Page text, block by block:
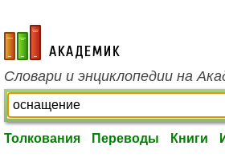
academic.ru
Словари и энциклопедии на
Толкования Переводы Книги